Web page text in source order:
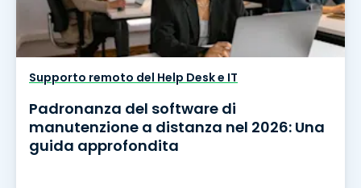
Supporto remoto del Help Desk e IT
Padronanza del software di
manutenzione a distanza nel 2026: Una
guida approfondita